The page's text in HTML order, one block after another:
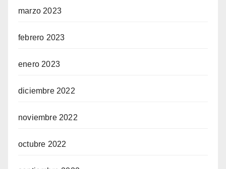
marzo 2023
febrero 2023
enero 2023
diciembre 2022
noviembre 2022
octubre 2022